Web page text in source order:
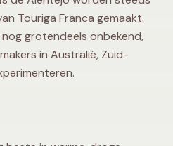
Touriga Franca gemaakt.
grotendeels onbekend,
in Australië, Zuid-